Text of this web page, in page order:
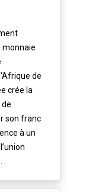
monnaie
de
crée la
de
son franc
à un